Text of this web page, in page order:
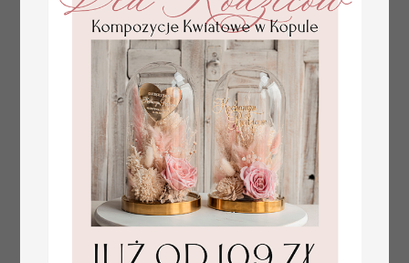
Fajne pomysły na prezent dla
Mamy, podziękowanie dla Mamy na
weselu, box prezentowy dla mamy,
zestawy prezentowe dla Mamy
231.00 PLN